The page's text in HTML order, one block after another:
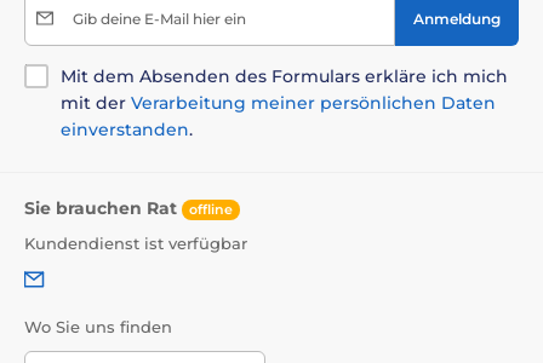
Gib deine E-Mail hier ein Anmeldung
Mit dem Absenden des Formulars erkläre ich mich
mit der Verarbeitung meiner persönlichen Daten
einverstanden.
Sie brauchen Rat offline
Kundendienst ist verfügbar
Wo Sie uns finden